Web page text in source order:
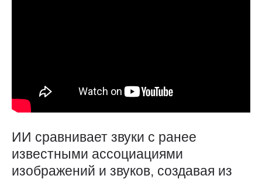
ИИ сравнивает звуки с ранее
известными ассоциациями
изображений и звуков, создавая из